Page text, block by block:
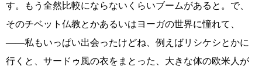
す。もう全然比較にならないくらいブームがあると。で、
そのチベット仏教とかあるいはヨーガの世界に憧れて、
――私もいっぱい出会ったけどね、例えばリシケシとかに
行くと、サードゥ風の衣をまとった、大きな体の欧米人が